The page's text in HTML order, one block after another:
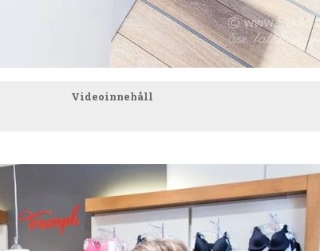
Videoinnehåll